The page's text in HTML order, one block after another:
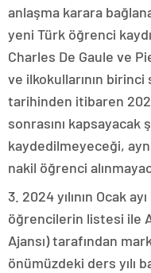
anlaşma karara
yeni Türk öğrenci
Charles De Gaule ve
ve ilkokullarının birinci
tarihinden itibaren
sonrasını
kaydedilmeyeceği,
nakil öğrenci
3. 2024 yılının Ocak
öğrencilerin listesi ile
Ajansı) tarafından
önümüzdeki ders yılı